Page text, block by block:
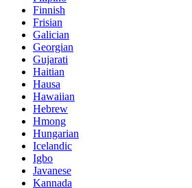
Finnish
Frisian
Galician
Georgian
Gujarati
Haitian
Hausa
Hawaiian
Hebrew
Hmong
Hungarian
Icelandic
Igbo
Javanese
Kannada